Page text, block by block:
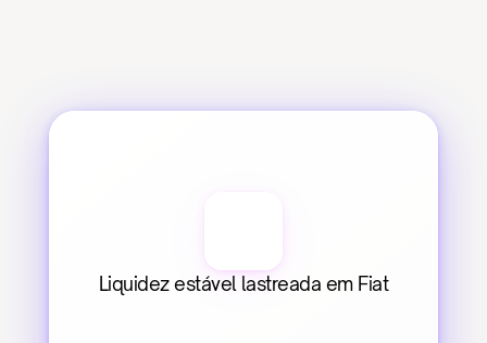
Liquidez estável lastreada em Fiat